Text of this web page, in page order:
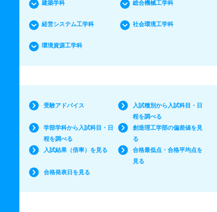
建築学科 総合機械工学科
経営システム工学科 社会環境工学科
環境資源工学科
受験アドバイス
入試種別から入試科目・日
程を調べる
学部学科から入試科目・日
程を調べる
創造理工学部の偏差値を見
る
入試結果（倍率）を見る
合格最低点・合格平均点を
見る
合格発表日を見る